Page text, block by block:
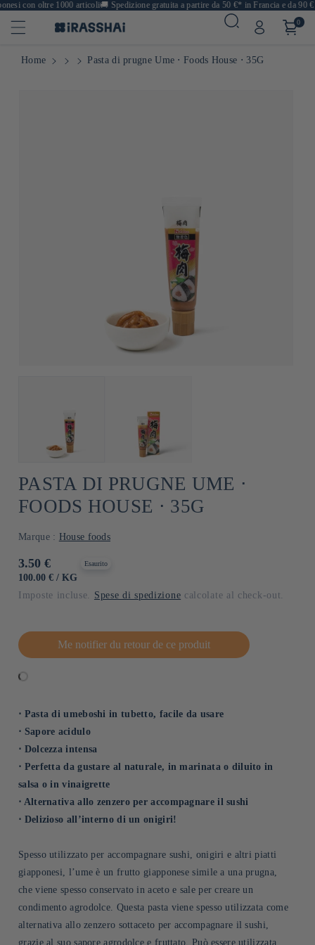
con oltre 1000 articoli🚚Spedizione gratuita a partire da 50 €* in Francia e da 90 €
0
Home Pasta di prugne Ume ⋅ Foods House ⋅ 35G
PASTA DI PRUGNE UME ⋅
FOODS HOUSE ⋅ 35G
Marque : House foods
Prezzo
di
3.50 €
PREZZO
100.00 € / PER
KG
Esaurito
Imposte incluse. Spese di spedizione calcolate al check-out.
Me notifier du retour de ce produit
⋅ Pasta di umeboshi in tubetto, facile da usare
⋅ Sapore acidulo
⋅ Dolcezza intensa
⋅ Perfetta da gustare al naturale, in marinata o diluito in
salsa o in vinaigrette
⋅ Alternativa allo zenzero per accompagnare il sushi
⋅ Delizioso all’interno di un onigiri!
Spesso utilizzato per accompagnare sushi, onigiri e altri piatti
giapponesi, l’ume è un frutto giapponese simile a una prugna,
che viene spesso conservato in aceto e sale per creare un
condimento agrodolce. Questa pasta viene spesso utilizzata come
alternativa allo zenzero sottaceto per accompagnare il sushi,
grazie al suo sapore agrodolce e fruttato. Può essere utilizzata